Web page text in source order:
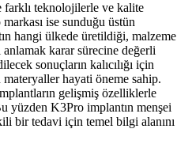
farklı teknolojilerle ve kalite
ise sunduğu üstün
hangi ülkede üretildiği, malzeme
karar sürecine değerli
sonuçların kalıcılığı için
hayati öneme sahip.
gelişmiş özelliklerle
yüzden K3Pro implantın menşei
bir tedavi için temel bilgi alanını